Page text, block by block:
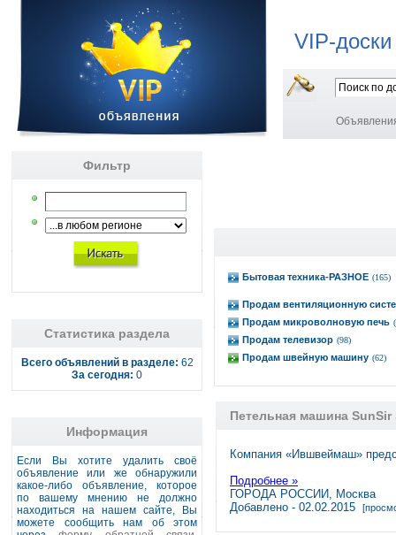
VIP-
Фильтр
Статистика раздела
Всего объявлений в разделе: 62
За сегодня: 0
Информация
Если Вы хотите удалить своё
объявление или же обнаружили
какое-либо объявление, которое
по вашему мнению не должно
находиться на нашем сайте, Вы
можете сообщить нам об этом
Бытовая техника-РАЗНОЕ (165)
Продам вентиляционную
Продам микроволновую печь
Продам телевизор (98)
Продам швейную машину (62)
Петельная машина SunSir
Компания «Ившвеймаш»
Подробнее »
ГОРОДА РОССИИ, Москва
Добавлено - 02.02.2015